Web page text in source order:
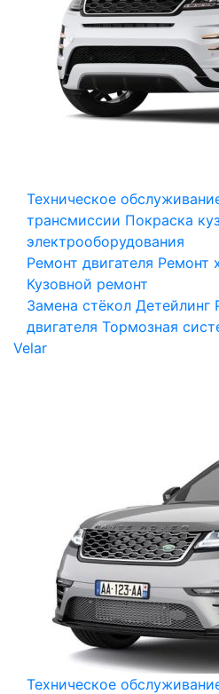
Техническое
трансмиссии Покраска
электрооборудования
Ремонт двигателя Ремонт
Кузовной ремонт
Замена стёкол Детейлинг
двигателя Тормозная
Velar
Техническое